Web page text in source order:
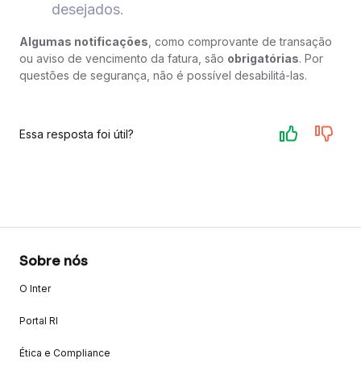
desejados.
Algumas notificações , como comprovante de transação
ou aviso de vencimento da fatura, são obrigatórias. Por
questões de segurança, não é possível desabilitá-las.
Essa resposta foi útil?
Sobre nós
O Inter
Portal RI
Ética e Compliance